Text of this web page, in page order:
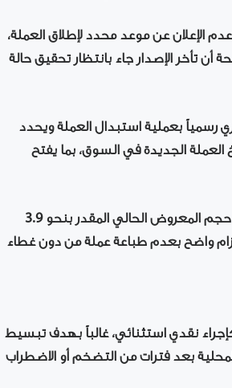
الإعلان عن موعد محدد لإطلاق العملة،
تأخر الإصدار جاء بانتظار تحقيق حالة
بعملية استبدال العملة ويحدد
العملة الجديدة في السوق، بما يفتح
ولا يعتزم المصرف المركزي توسيع الكتلة النقدية، وسيحافظ على حجم المعروض الحالي المقدر بنحو 3.9
بقيمة 3.3 مليارات دولار، والتزام واضح بعدم طباعة عملة من دون غطاء
نقدي استثنائي، غالباً بهدف تبسيط
المحلية بعد فترات من التضخم أو الاضطراب